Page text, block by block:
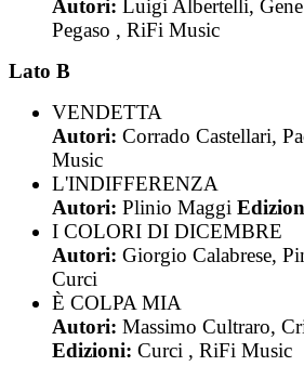
Autori: Luigi Albertelli,
Pegaso , RiFi Music
Lato B
VENDETTA
Autori: Corrado Castellari,
Music
L'INDIFFERENZA
Autori: Plinio Maggi
I COLORI DI DICEMBRE
Autori: Giorgio Calabrese,
Curci
È COLPA MIA
Autori: Massimo Cultraro,
Edizioni: Curci , RiFi Music